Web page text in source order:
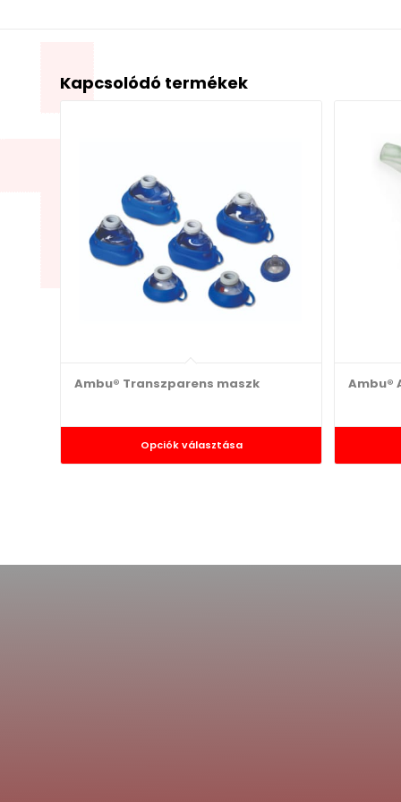
Kapcsolódó termékek
Ambu® Transzparens maszk
Opciók választása
Ambu®